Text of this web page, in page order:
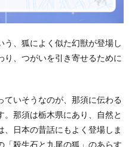
う、狐によく似た幻獣が登場し
り、つがいを引き寄せるために
ていそうなのが、那須に伝わる
。那須は栃木県にあり、自然と
日本の昔話にもよく登場しま
「殺生石と九尾の狐」のあらす